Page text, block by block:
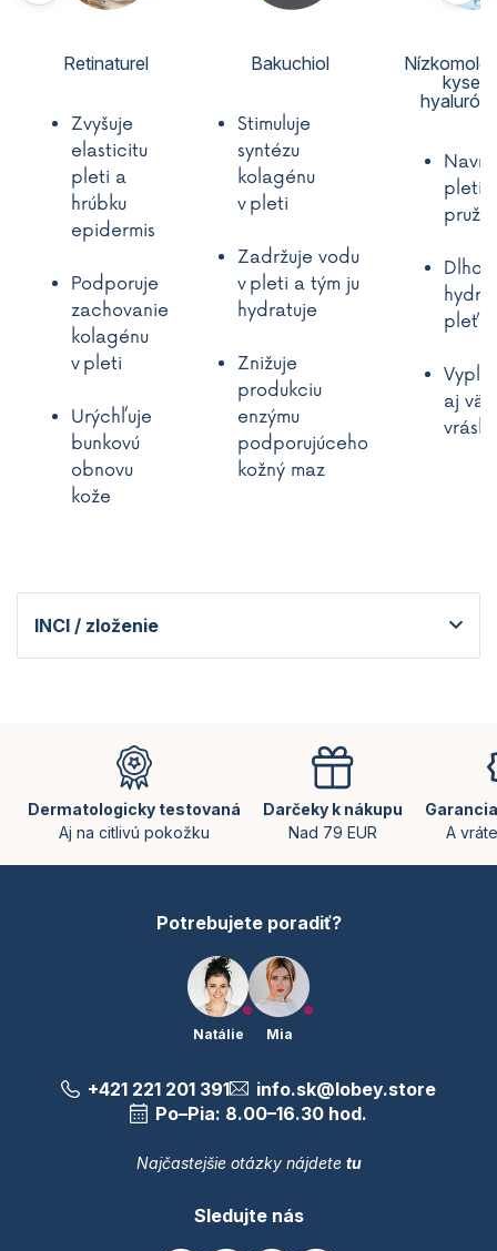
Retinaturel
Zvyšuje
elasticitu
pleti a
hrúbku
epidermis
Podporuje
zachovanie
kolagénu
v pleti
Urýchľuje
bunkovú
obnovu
kože
Bakuchiol
Stimuluje
syntézu
kolagénu
v pleti
Zadržuje vodu
v pleti a tým ju
hydratuje
Znižuje
produkciu
enzýmu
podporujúceho
kožný maz
pleti
pleť
aj
vrásky
INCI / zloženie
Dermatologicky testovaná
Aj na citlivú pokožku
Darčeky k nákupu
Nad 79 EUR
A
Potrebujete poradiť?
Natálie Mia
+421 221 201 391
info.sk@lobey.store
Po–Pia: 8.00–16.30 hod.
Najčastejšie otázky nájdete tu
Sledujte nás